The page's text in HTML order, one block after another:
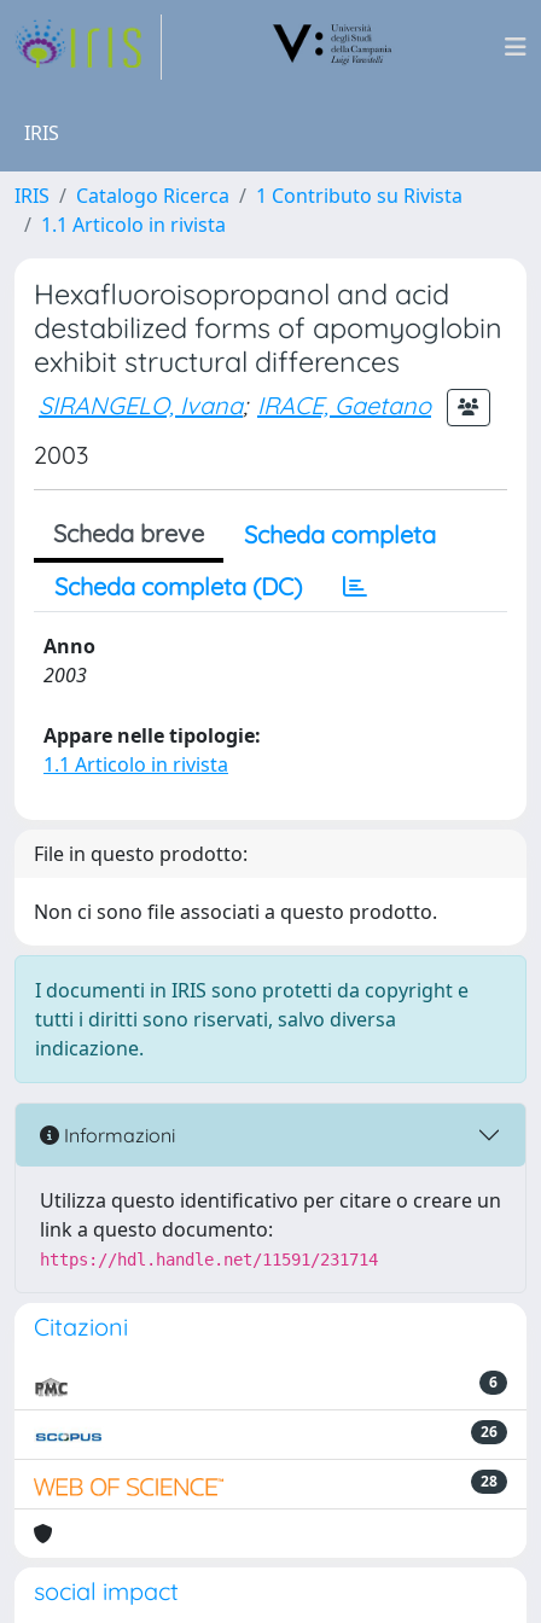
IRIS
IRIS Catalogo Ricerca
1 Contributo su Rivista
1.1 Articolo in rivista
Hexafluoroisopropanol and acid
destabilized forms of apomyoglobin
exhibit structural differences
SIRANGELO, Ivana; IRACE, Gaetano
2003
Scheda breve
Scheda completa
Scheda completa (DC)
Anno
2003
Appare nelle tipologie:
1.1 Articolo in rivista
File in questo prodotto:
Non ci sono file associati a questo prodotto.
I documenti in IRIS sono protetti da copyright e
tutti i diritti sono riservati, salvo diversa
indicazione.
Informazioni
Utilizza questo identificativo per citare o creare un
link a questo documento:
https://hdl.handle.net/11591/231714
Citazioni
6
26
28
social impact